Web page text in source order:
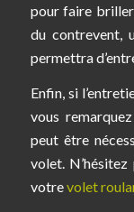
pour faire briller
du contrevent,
permettra
Enfin, si
vous
peut être
volet.
votrevolet